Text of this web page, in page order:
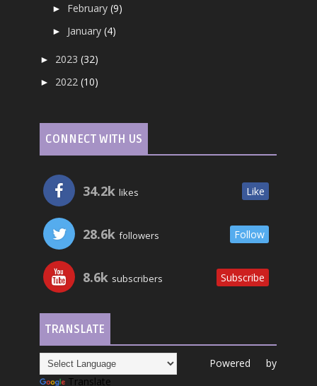
► February(9)
► January(4)
► 2023(32)
► 2022(10)
CONNECT WITH US
34.2k likes Like
28.6k followers Follow
8.6k subscribers Subscribe
TRANSLATE
Powered by
Translate